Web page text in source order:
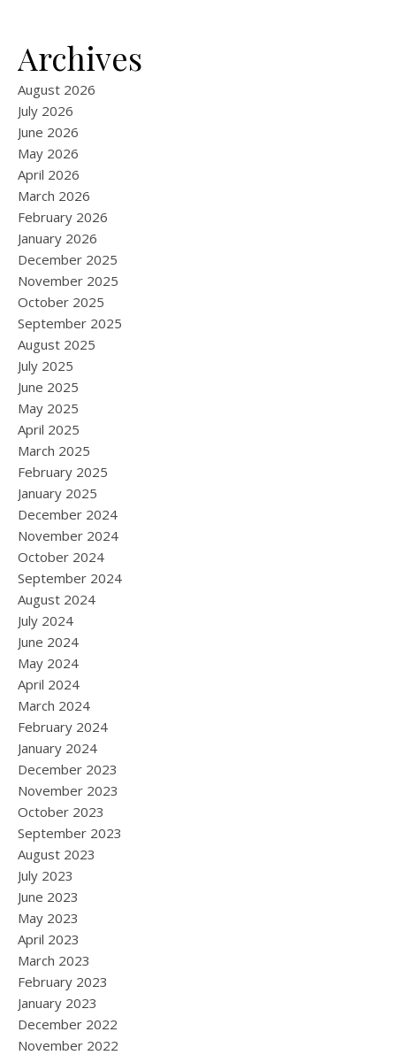
Archives
August 2026
July 2026
June 2026
May 2026
April 2026
March 2026
February 2026
January 2026
December 2025
November 2025
October 2025
September 2025
August 2025
July 2025
June 2025
May 2025
April 2025
March 2025
February 2025
January 2025
December 2024
November 2024
October 2024
September 2024
August 2024
July 2024
June 2024
May 2024
April 2024
March 2024
February 2024
January 2024
December 2023
November 2023
October 2023
September 2023
August 2023
July 2023
June 2023
May 2023
April 2023
March 2023
February 2023
January 2023
December 2022
November 2022